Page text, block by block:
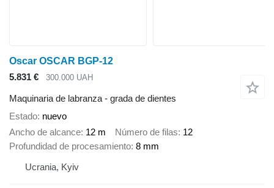
Oscar OSCAR BGP-12
5.831 €
300.000 UAH
Maquinaria de labranza - grada de dientes
Estado nuevo
Ancho de alcance 12 m Número de filas 12
Profundidad de procesamiento 8 mm
Ucrania, Kyiv